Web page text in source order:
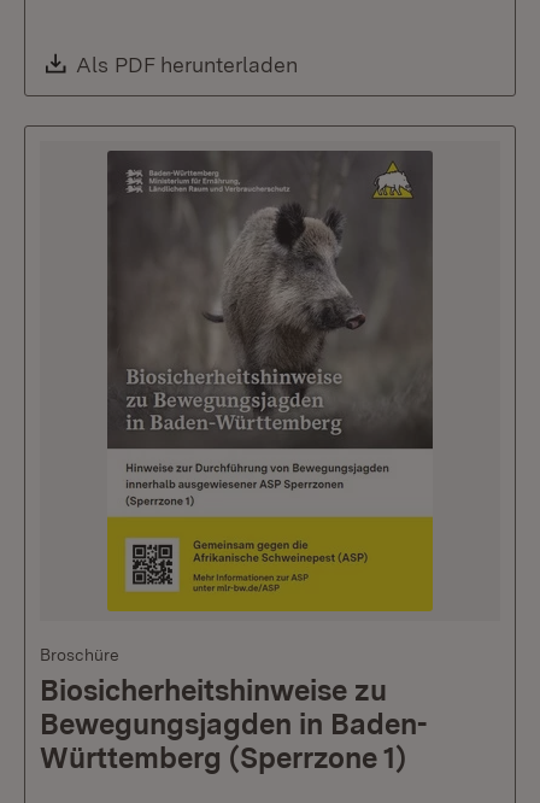
Download:
Als PDF herunterladen
Broschüre
Biosicherheitshinweise zu
Bewegungsjagden in Baden-
Württemberg (Sperrzone 1)